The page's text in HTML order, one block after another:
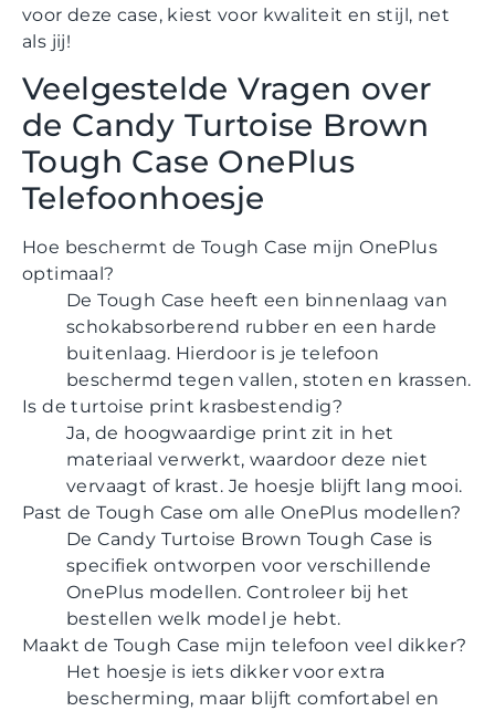
voor deze case, kiest voor kwaliteit en stijl, net
als jij!
Veelgestelde Vragen over
de Candy Turtoise Brown
Tough Case OnePlus
Telefoonhoesje
Hoe beschermt de Tough Case mijn OnePlus
optimaal?
De Tough Case heeft een binnenlaag van
schokabsorberend rubber en een harde
buitenlaag. Hierdoor is je telefoon
beschermd tegen vallen, stoten en krassen.
Is de turtoise print krasbestendig?
Ja, de hoogwaardige print zit in het
materiaal verwerkt, waardoor deze niet
vervaagt of krast. Je hoesje blijft lang mooi.
Past de Tough Case om alle OnePlus modellen?
De Candy Turtoise Brown Tough Case is
specifiek ontworpen voor verschillende
OnePlus modellen. Controleer bij het
bestellen welk model je hebt.
Maakt de Tough Case mijn telefoon veel dikker?
Het hoesje is iets dikker voor extra
bescherming, maar blijft comfortabel en